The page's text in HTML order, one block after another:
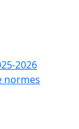
2026
normes